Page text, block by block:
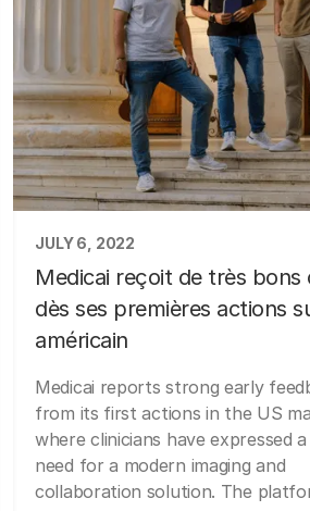
JULY 6, 2022
Medicai reçoit de très bons
dès ses premières actions
américain
Medicai reports strong early
from its first actions in the US
where clinicians have expressed
need for a modern imaging and
collaboration solution. The